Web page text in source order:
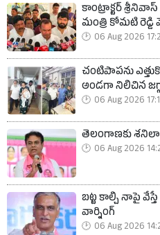
కాంట్రాక్టర్
మంత్రి కోమటి రెడ్డి
06 Aug 2026
చంటిపాపను
అండగా నిలిచిన
06 Aug 2026
తెలంగాణకు
06 Aug 2026
బట్ట కాల్చి నాపై
వార్నింగ్
06 Aug 2026